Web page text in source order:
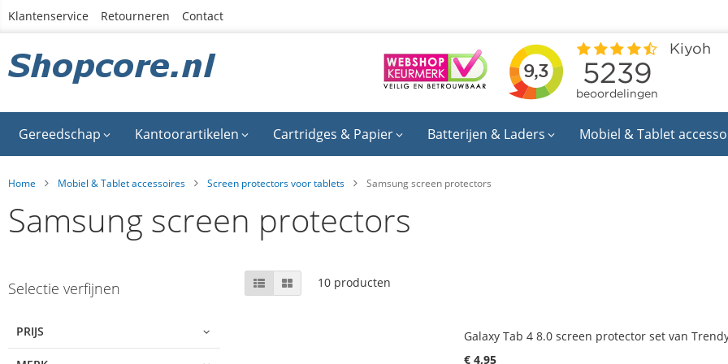
Ga
inhoud
Klantenservice Retourneren Contact
Gereedschap Kantoorartikelen Cartridges & Papier Batterijen & Laders Mobiel & Tablet
Home Mobiel & Tablet accessoires Screen protectors voor tablets Samsung screen protectors
Samsung screen protectors
to
list
Selectie verfijnen
PRIJS
Tonen
als
Lijst Foto-
tabel
10producten
Galaxy Tab 4 8.0 screen protector set van
€ 4,95